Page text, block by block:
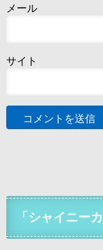
メール
サイト
「シャイニー